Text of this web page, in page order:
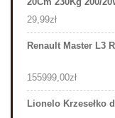
29,99zł
Renault Master L3
155999,00zł
Lionelo Krzesełko